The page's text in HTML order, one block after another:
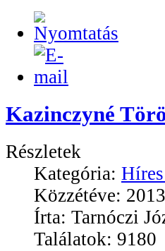
Kazinczyné
Részletek
Kategória:
Közzétéve:
Írta: Tarnóczi
Találatok: 9180